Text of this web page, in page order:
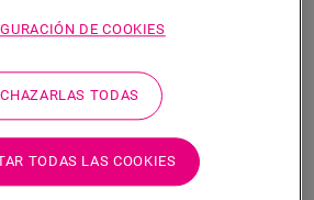
Nuevo
Roble cacau
DE COOKIES
TODAS
TODAS LAS COOKIES